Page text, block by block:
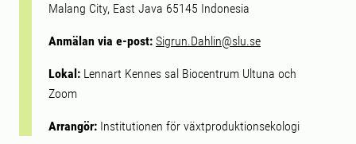
Malang City, East Java 65145 Indonesia
Anmälan via e-post: Sigrun.Dahlin@slu.se
Lokal: Lennart Kennes sal Biocentrum Ultuna och
Zoom
Arrangör: Institutionen för växtproduktionsekologi